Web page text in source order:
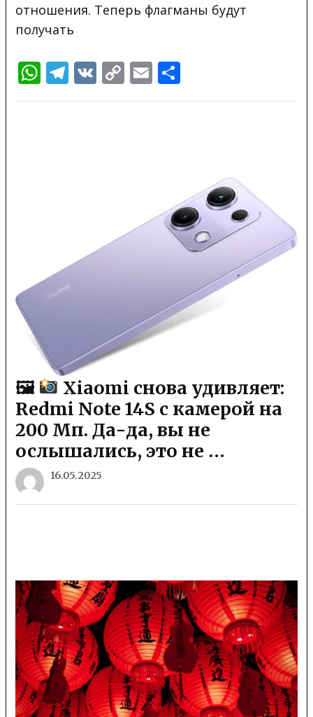
отношения. Теперь флагманы будут
получать
WhatsApp
Telegram
VKCopy
Link
Email
🖼
Xiaomi снова удивляет:
Redmi Note 14S с камерой на
200 Мп. Да-да, вы не
ослышались, это не …
16.05.2025